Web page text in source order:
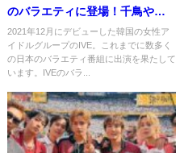
のバラエティに登場！千鳥やか
まいたちと相席食堂で共演！
2021年12月にデビューした韓国の女性ア
イドルグループのIVE。これまでに数多く
の日本のバラエティ番組に出演を果たして
います。IVEのバラ...